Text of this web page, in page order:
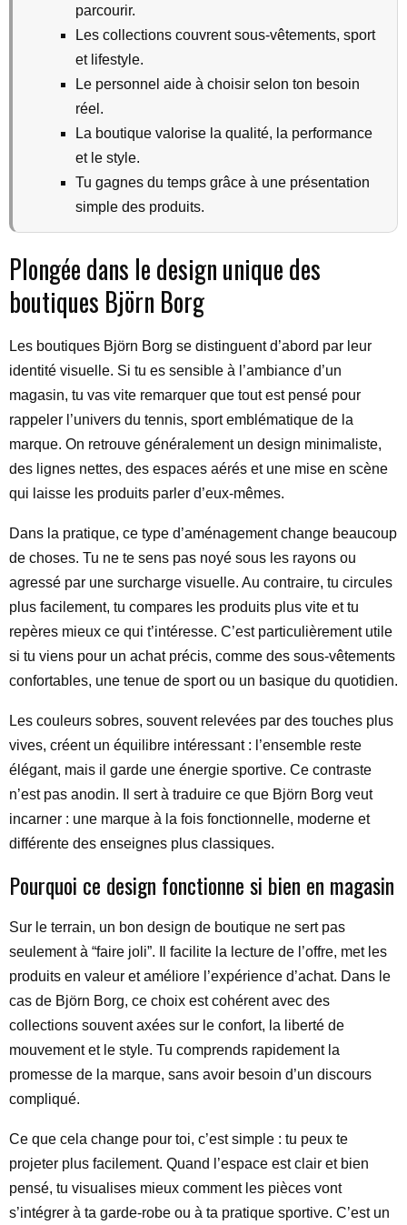
parcourir.
Les collections couvrent sous-vêtements, sport
et lifestyle.
Le personnel aide à choisir selon ton besoin
réel.
La boutique valorise la qualité, la performance
et le style.
Tu gagnes du temps grâce à une présentation
simple des produits.
Plongée dans le design unique des
boutiques Björn Borg
Les boutiques Björn Borg se distinguent d’abord par leur
identité visuelle. Si tu es sensible à l’ambiance d’un
magasin, tu vas vite remarquer que tout est pensé pour
rappeler l’univers du tennis, sport emblématique de la
marque. On retrouve généralement un design minimaliste,
des lignes nettes, des espaces aérés et une mise en scène
qui laisse les produits parler d’eux-mêmes.
Dans la pratique, ce type d’aménagement change beaucoup
de choses. Tu ne te sens pas noyé sous les rayons ou
agressé par une surcharge visuelle. Au contraire, tu circules
plus facilement, tu compares les produits plus vite et tu
repères mieux ce qui t’intéresse. C’est particulièrement utile
si tu viens pour un achat précis, comme des sous-vêtements
confortables, une tenue de sport ou un basique du quotidien.
Les couleurs sobres, souvent relevées par des touches plus
vives, créent un équilibre intéressant : l’ensemble reste
élégant, mais il garde une énergie sportive. Ce contraste
n’est pas anodin. Il sert à traduire ce que Björn Borg veut
incarner : une marque à la fois fonctionnelle, moderne et
différente des enseignes plus classiques.
Pourquoi ce design fonctionne si bien en magasin
Sur le terrain, un bon design de boutique ne sert pas
seulement à “faire joli”. Il facilite la lecture de l’offre, met les
produits en valeur et améliore l’expérience d’achat. Dans le
cas de Björn Borg, ce choix est cohérent avec des
collections souvent axées sur le confort, la liberté de
mouvement et le style. Tu comprends rapidement la
promesse de la marque, sans avoir besoin d’un discours
compliqué.
Ce que cela change pour toi, c’est simple : tu peux te
projeter plus facilement. Quand l’espace est clair et bien
pensé, tu visualises mieux comment les pièces vont
s’intégrer à ta garde-robe ou à ta pratique sportive. C’est un